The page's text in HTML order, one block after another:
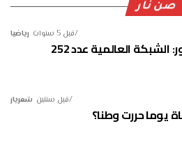
صن نار
رياضيا قبل 5 سنوات
الشبكة العالمية عدد 252
شعريار قبل سنتين
يوما حررت وطنا؟